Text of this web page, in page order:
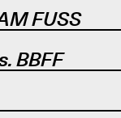
FUSS
BBFF